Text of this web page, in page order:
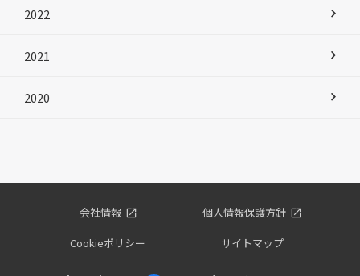
2022
2021
2020
会社情報
個人情報保護方針
Cookieポリシー
サイトマップ